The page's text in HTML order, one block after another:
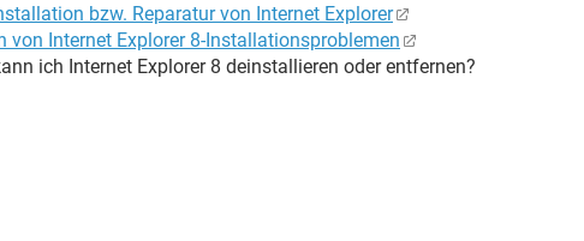
bzw. Reparatur von Internet Explorer
von Internet Explorer 8-Installationsproblemen
ich Internet Explorer 8 deinstallieren oder entfernen?